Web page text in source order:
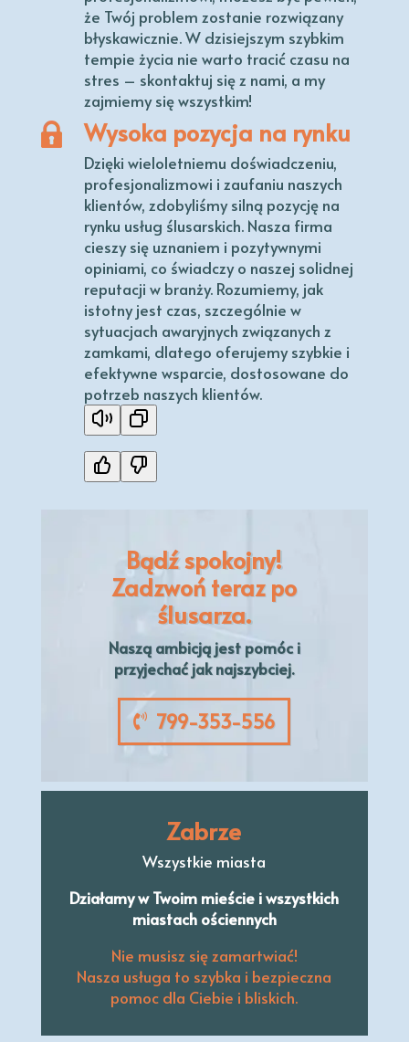
że Twój problem zostanie rozwiązany
błyskawicznie. W dzisiejszym szybkim
tempie życia nie warto tracić czasu na
stres – skontaktuj się z nami, a my
zajmiemy się wszystkim!
Wysoka pozycja na rynku
Dzięki wieloletniemu doświadczeniu,
profesjonalizmowi i zaufaniu naszych
klientów, zdobyliśmy silną pozycję na
rynku usług ślusarskich. Nasza firma
cieszy się uznaniem i pozytywnymi
opiniami, co świadczy o naszej solidnej
reputacji w branży. Rozumiemy, jak
istotny jest czas, szczególnie w
sytuacjach awaryjnych związanych z
zamkami, dlatego oferujemy szybkie i
efektywne wsparcie, dostosowane do
potrzeb naszych klientów.
Bądź spokojny!
Zadzwoń teraz po
ślusarza.
Naszą ambicją jest pomóc i
przyjechać jak najszybciej.
799-353-556
Zabrze
Wszystkie miasta
Działamy w Twoim mieście i wszystkich
miastach ościennych
Nie musisz się zamartwiać!
Nasza usługa to szybka i bezpieczna
pomoc dla Ciebie i bliskich.